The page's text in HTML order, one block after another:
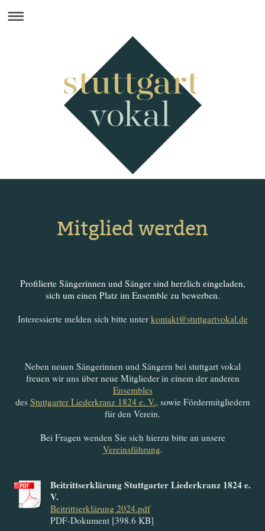
Mitglied werden
Profilierte Sängerinnen und Sänger sind herzlich eingeladen,
sich um einen Platz im Ensemble zu bewerben.
Interessierte melden sich bitte unter kontakt@stuttgartvokal.de
Neben neuen Sängerinnen und Sängern bei stuttgart vokal
freuen wir uns über neue Mitglieder in einem der anderen
Ensembles
des Stuttgarter Liederkranz 1824 e. V., sowie Fördermitgliedern
für den Verein.
Bei Fragen wenden Sie sich hierzu bitte an unsere
Vereinsführung.
Beitrittserklärung Stuttgarter Liederkranz 1824 e.
V.
Beitrittserklärung 2024.pdf
PDF-Dokument [398.6 KB]